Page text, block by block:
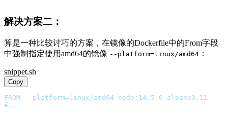
解决方案二：
算是一种比较讨巧的方案，在镜像的Dockerfile中的From字段
中强制指定使用amd64的镜像 --platform=linux/amd64 ：
snippet.sh
Copy
FROM --platform=linux/amd64 node:14.5.0-alpine3.11
#...